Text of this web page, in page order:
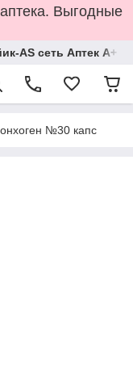
Выгодные
AS сеть Аптек А+
№30 капс